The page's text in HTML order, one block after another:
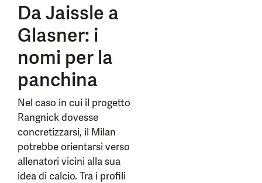
Da Jaissle a
Glasner: i
nomi per la
panchina
Nel caso in cui il progetto
Rangnick dovesse
concretizzarsi, il Milan
potrebbe orientarsi verso
allenatori vicini alla sua
idea di calcio. Tra i profili